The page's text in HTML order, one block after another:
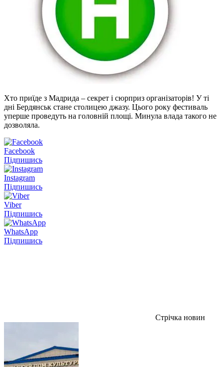
Хто приїде з Мадрида – секрет і сюрприз організаторів! У ті
дні Бердянськ стане столицею джазу. Цього року фестиваль
уперше проведуть на головній площі. Минула влада такого не
дозволяла.
Facebook
Підпишись
Instagram
Підпишись
Viber
Підпишись
WhatsApp
Підпишись
Стрічка новин